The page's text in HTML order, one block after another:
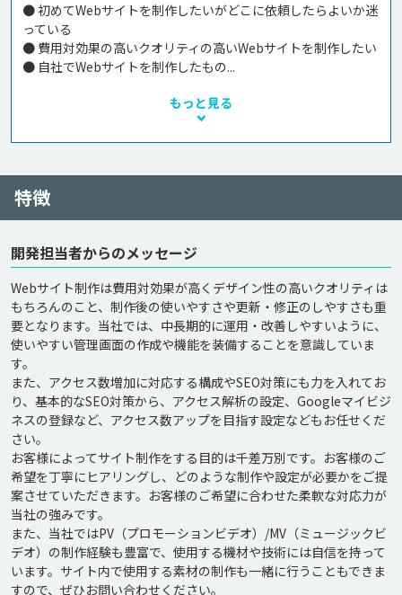
● 初めてWebサイトを制作したいがどこに依頼したらよいか迷
っている
● 費用対効果の高いクオリティの高いWebサイトを制作したい
● 自社でWebサイトを制作したもの...
もっと見る
特徴
開発担当者からのメッセージ
Webサイト制作は費用対効果が高くデザイン性の高いクオリティは
もちろんのこと、制作後の使いやすさや更新・修正のしやすさも重
要となります。当社では、中長期的に運用・改善しやすいように、
使いやすい管理画面の作成や機能を装備することを意識していま
す。
また、アクセス数増加に対応する構成やSEO対策にも力を入れてお
り、基本的なSEO対策から、アクセス解析の設定、Googleマイビジ
ネスの登録など、アクセス数アップを目指す設定などもお任せくだ
さい。
お客様によってサイト制作をする目的は千差万別です。お客様のご
希望を丁寧にヒアリングし、どのような制作や設定が必要かをご提
案させていただきます。お客様のご希望に合わせた柔軟な対応力が
当社の強みです。
また、当社ではPV（プロモーションビデオ）/MV（ミュージックビ
デオ）の制作経験も豊富で、使用する機材や技術には自信を持って
います。サイト内で使用する素材の制作も一緒に行うこともできま